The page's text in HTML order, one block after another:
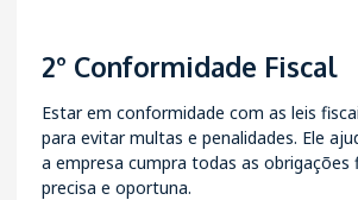
2° Conformidade Fiscal
Estar em conformidade com as leis
para evitar multas e penalidades. Ele
a empresa cumpra todas as obrigações
precisa e oportuna.